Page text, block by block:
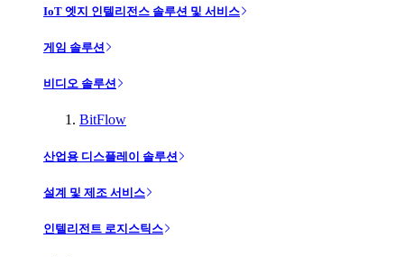
IoT 엣지 인텔리전스 솔루션 및 서비스
게임 솔루션
비디오 솔루션
BitFlow
산업용 디스플레이 솔루션
설계 및 제조 서비스
인텔리전트 로지스틱스